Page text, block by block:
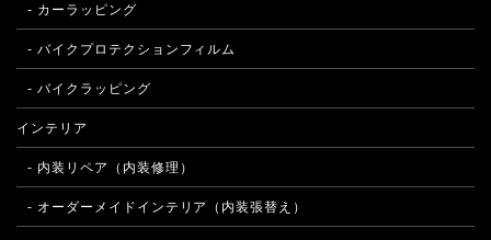
- カーラッピング
- バイクプロテクションフィルム
- バイクラッピング
インテリア
- 内装リペア（内装修理）
- オーダーメイドインテリア（内装張替え）